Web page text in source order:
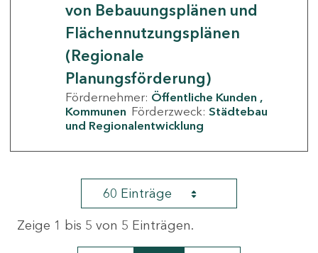
von Bebauungsplänen und
Flächennutzungsplänen
(Regionale
Planungsförderung)
Fördernehmer: Öffentliche Kunden
Kommunen Förderzweck: Städtebau
und Regionalentwicklung
60 Einträge
Zeige 1 bis 5 von 5 Einträgen.